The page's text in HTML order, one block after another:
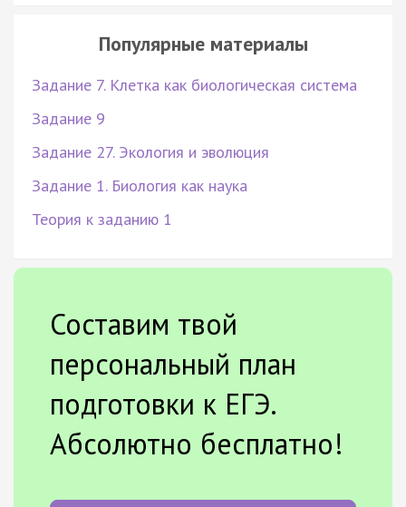
Популярные материалы
Задание 7. Клетка как биологическая система
Задание 9
Задание 27. Экология и эволюция
Задание 1. Биология как наука
Теория к заданию 1
Составим твой
персональный план
подготовки к ЕГЭ.
Абсолютно бесплатно!